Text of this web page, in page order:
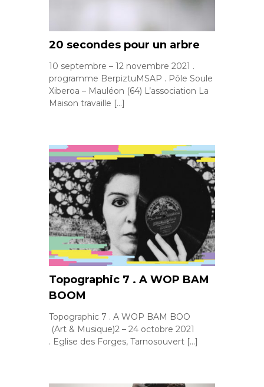
20 secondes pour un arbre
10 septembre – 12 novembre 2021 .
programme BerpiztuMSAP . Pôle Soule
Xiberoa – Mauléon (64) L’association La
Maison travaille […]
Topographic 7 . A WOP BAM
BOOM
Topographic 7 . A WOP BAM BOO
(Art & Musique)2 – 24 octobre 2021
. Eglise des Forges, Tarnosouvert […]